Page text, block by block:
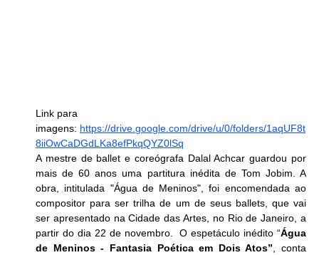
Link para
imagens: https://drive.google.com/drive/u/0/folders/1aqUF8t
8iiOwCaDGdLKa8efPkqQYZ0lSq
A mestre de ballet e coreógrafa Dalal Achcar guardou por
mais de 60 anos uma partitura inédita de Tom Jobim. A
obra, intitulada "Água de Meninos", foi encomendada ao
compositor para ser trilha de um de seus ballets, que vai
ser apresentado na Cidade das Artes, no Rio de Janeiro, a
partir do dia 22 de novembro.  O espetáculo inédito “Água
de Meninos - Fantasia Poética em Dois Atos” , conta